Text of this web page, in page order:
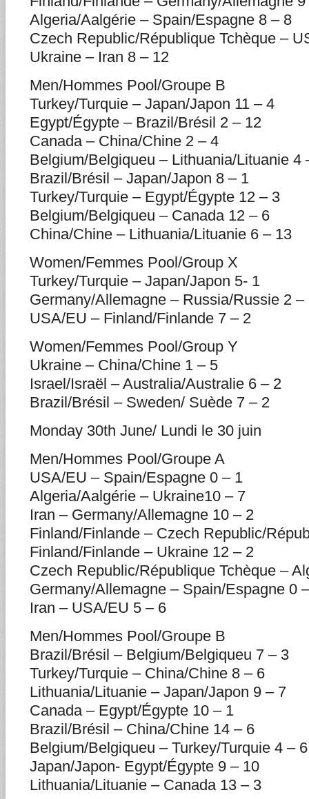
Algeria/Aalgérie – Spain/Espagne 8 – 8
Czech Republic/République Tchèque –
Ukraine – Iran 8 – 12
Men/Hommes Pool/Groupe B
Turkey/Turquie – Japan/Japon 11 – 4
Egypt/Égypte – Brazil/Brésil 2 – 12
Canada – China/Chine 2 – 4
Belgium/Belgiqueu – Lithuania/Lituanie 4
Brazil/Brésil – Japan/Japon 8 – 1
Turkey/Turquie – Egypt/Égypte 12 – 3
Belgium/Belgiqueu – Canada 12 – 6
China/Chine – Lithuania/Lituanie 6 – 13
Women/Femmes Pool/Group X
Turkey/Turquie – Japan/Japon 5- 1
Germany/Allemagne – Russia/Russie 2 –
USA/EU – Finland/Finlande 7 – 2
Women/Femmes Pool/Group Y
Ukraine – China/Chine 1 – 5
Israel/Israël – Australia/Australie 6 – 2
Brazil/Brésil – Sweden/ Suède 7 – 2
Monday 30th June/ Lundi le 30 juin
Men/Hommes Pool/Groupe A
USA/EU – Spain/Espagne 0 – 1
Algeria/Aalgérie – Ukraine10 – 7
Iran – Germany/Allemagne 10 – 2
Finland/Finlande – Czech Republic/
Finland/Finlande – Ukraine 12 – 2
Czech Republic/République Tchèque –
Germany/Allemagne – Spain/Espagne 0
Iran – USA/EU 5 – 6
Men/Hommes Pool/Groupe B
Brazil/Brésil – Belgium/Belgiqueu 7 – 3
Turkey/Turquie – China/Chine 8 – 6
Lithuania/Lituanie – Japan/Japon 9 – 7
Canada – Egypt/Égypte 10 – 1
Brazil/Brésil – China/Chine 14 – 6
Belgium/Belgiqueu – Turkey/Turquie 4 – 6
Japan/Japon- Egypt/Égypte 9 – 10
Lithuania/Lituanie – Canada 13 – 3